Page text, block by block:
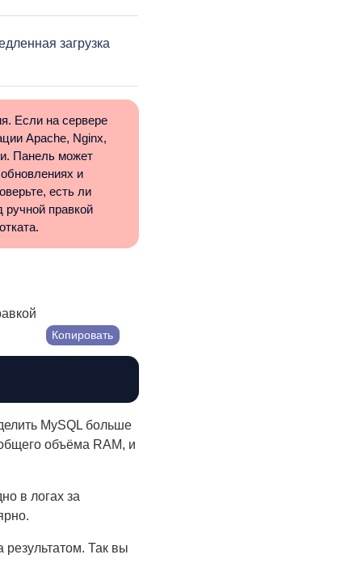
загрузка
Если на сервере
Apache, Nginx,
Панель может
и
есть ли
правкой
Копировать
MySQL больше
объёма RAM, и
в логах за
Так вы